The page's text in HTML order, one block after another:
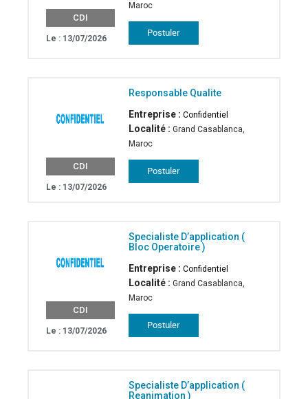
CDI
Le : 13/07/2026
Maroc
CDI
Le : 13/07/2026
Responsable Qualite
Entreprise : Confidentiel
Localité : Grand Casablanca,
Maroc
CDI
Le : 13/07/2026
Specialiste D’application (
Bloc Operatoire )
Entreprise : Confidentiel
Localité : Grand Casablanca,
Maroc
Specialiste D’application (
Reanimation )